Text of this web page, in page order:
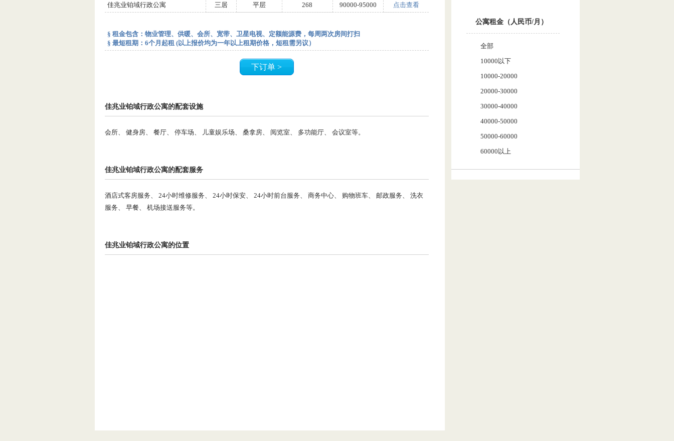
佳兆业铂域行政公寓
三居 平层 268 90000-95000 点击查看
§ 租金包含：物业管理、供暖、会所、宽带、卫星电视、定额能源费，每周两次房间打扫
§ 最短租期：6个月起租 (以上报价均为一年以上租期价格，短租需另议）
下订单 >
佳兆业铂域行政公寓的配套设施
会所、 健身房、 餐厅、 停车场、 儿童娱乐场、 桑拿房、 阅览室、 多功能厅、 会议室等。
佳兆业铂域行政公寓的配套服务
酒店式客房服务、 24小时维修服务、 24小时保安、 24小时前台服务、 商务中心、 购物班车、 邮政服务、 洗衣
服务、 早餐、 机场接送服务等。
佳兆业铂域行政公寓的位置
公寓租金（人民币/月）
全部
10000以下
10000-20000
20000-30000
30000-40000
40000-50000
50000-60000
60000以上